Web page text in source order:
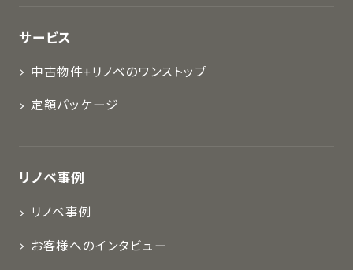
サービス
中古物件+リノベのワンストップ
定額パッケージ
リノベ事例
リノベ事例
お客様へのインタビュー